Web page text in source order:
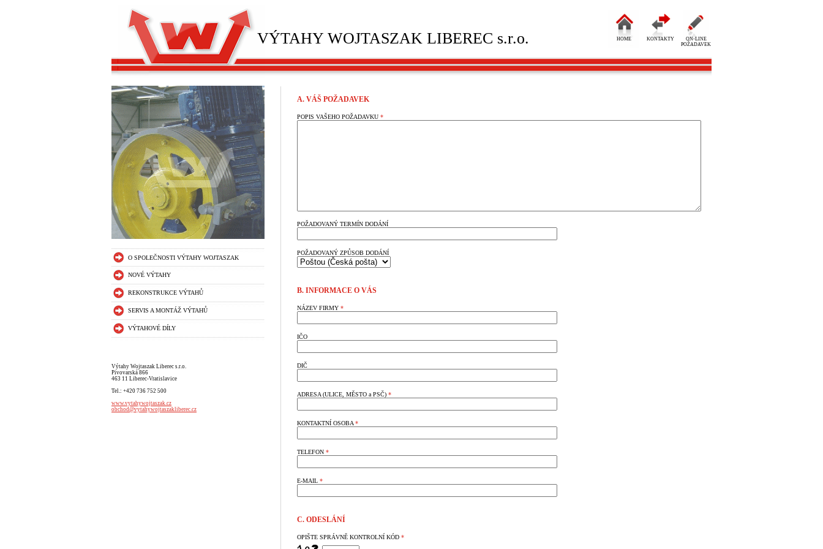
VÝTAHY WOJTASZAK LIBEREC s.r.o. HOME KONTAKTY
ON-LINE
POŽADAVEK
O SPOLEČNOSTI VÝTAHY WOJTASZAK
NOVÉ VÝTAHY
REKONSTRUKCE VÝTAHŮ
SERVIS A MONTÁŽ VÝTAHŮ
VÝTAHOVÉ DÍLY
Výtahy Wojtaszak Liberec s.r.o.
Pivovarská 866
463 11 Liberec-Vratislavice
Tel.: +420 736 752 500
www.vytahywojtaszak.cz
obchod@vytahywojtaszakliberec.cz
A. VÁŠ POŽADAVEK
POPIS VAŠEHO POŽADAVKU *
POŽADOVANÝ TERMÍN DODÁNÍ
POŽADOVANÝ ZPŮSOB DODÁNÍ
B. INFORMACE O VÁS
NÁZEV FIRMY *
IČO
DIČ
ADRESA (ULICE, MĚSTO a PSČ) *
KONTAKTNÍ OSOBA *
TELEFON *
E-MAIL *
C. ODESLÁNÍ
OPIŠTE SPRÁVNĚ KONTROLNÍ KÓD *